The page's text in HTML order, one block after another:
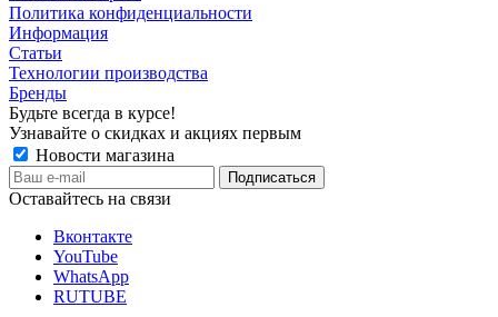
Политика конфиденциальности
Информация
Статьи
Технологии производства
Бренды
Будьте всегда в курсе!
Узнавайте о скидках и акциях первым
Новости магазина
Оставайтесь на связи
Вконтакте
YouTube
WhatsApp
RUTUBE